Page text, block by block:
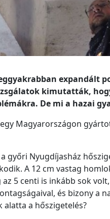
expandált
kimutatták,
De mi a hazai
Magyarországon
győri Nyugdíjasház
A 12 cm vastag
5 centi is inkább sok
és bizony a
a hőszigetelés?